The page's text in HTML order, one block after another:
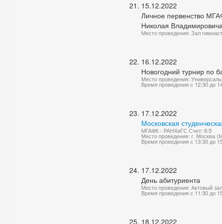
15.12.2022
Личное первенство
Николая
Место проведения: Зал
16.12.2022
Новогодний турнир по
Место проведения:
Время проведения с 12:30 до
17.12.2022
Московская
МГАФК - РАНХиГС Счет: 6:5
Место проведения: г. Москва
Время проведения с 13:30 до
17.12.2022
День абитуриента
Место проведения: Актовый
Время проведения с 11:30 до
18.12.2022